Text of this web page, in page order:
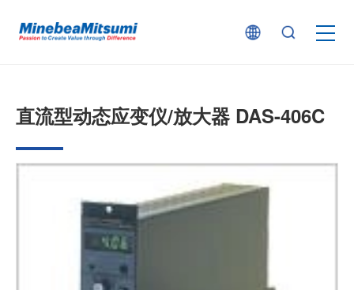
按行业用途查找
直流型动态应变仪/放大器 DAS-406C